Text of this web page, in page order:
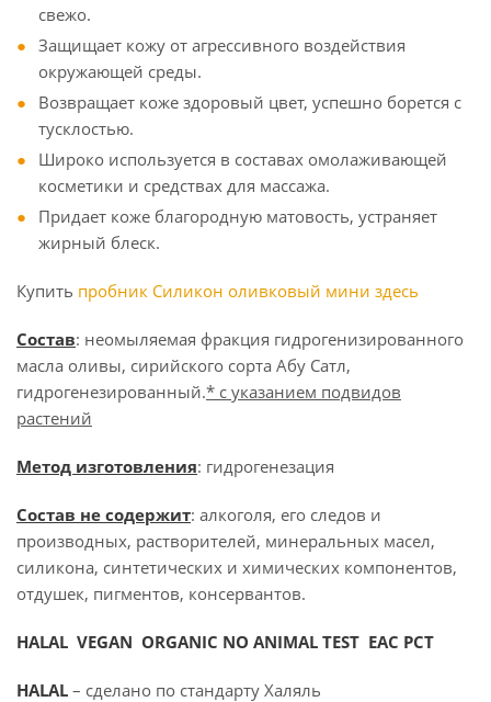
свежо.
Защищает кожу от агрессивного воздействия
окружающей среды.
Возвращает коже здоровый цвет, успешно борется с
тусклостью.
Широко используется в составах омолаживающей
косметики и средствах для массажа.
Придает коже благородную матовость, устраняет
жирный блеск.
Купить пробник Силикон оливковый мини здесь
Состав: неомыляемая фракция гидрогенизированного
масла оливы, сирийского сорта Абу Сатл,
гидрогенезированный.* с указанием подвидов
растений
Метод изготовления: гидрогенезация
Состав не содержит: алкоголя, его следов и
производных, растворителей, минеральных масел,
силикона, синтетических и химических компонентов,
отдушек, пигментов, консервантов.
HALAL VEGAN ORGANIC NO ANIMAL TEST EAC PCT
HALAL – сделано по стандарту Халяль